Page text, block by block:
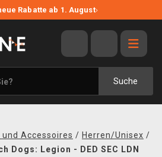
Rabatte ab 1. August›
Suche
und Accessoires / Herren/Unisex /
Dogs: Legion - DED SEC LDN